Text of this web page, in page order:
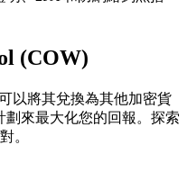
(COW)
以將其兌換為其他加密貨
來最大化您的回報。探索
。